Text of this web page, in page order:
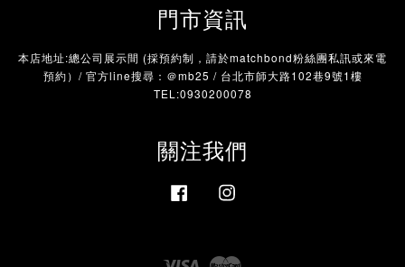
門市資訊
本店地址:總公司展示間 (採預約制，請於matchbond粉絲團私訊或來電
預約）/ 官方line搜尋：＠mb25 / 台北市師大路102巷9號1樓
TEL:0930200078
關注我們
Facebook
Visa